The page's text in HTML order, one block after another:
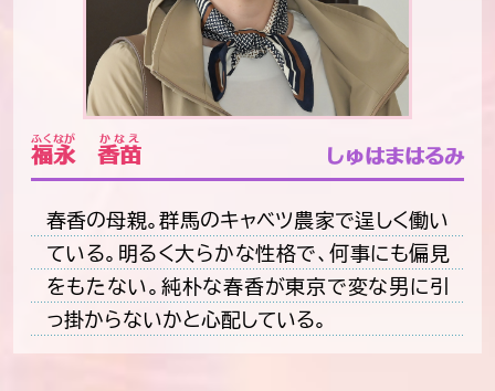
福永
ふくなが
香苗
かなえ
しゅはまはるみ
春香の母親。群馬のキャベツ農家で逞しく働い
ている。明るく大らかな性格で、何事にも偏見
をもたない。純朴な春香が東京で変な男に引
っ掛からないかと心配している。